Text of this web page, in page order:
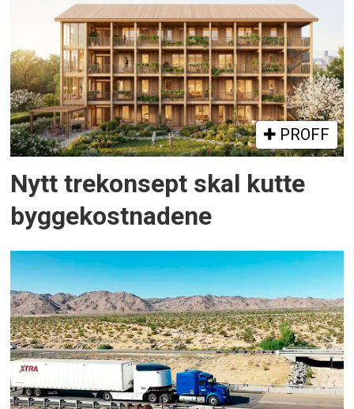
PROFF
Nytt trekonsept skal kutte
byggekostnadene